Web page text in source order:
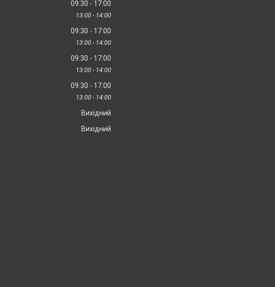
09:30 17:00
13:00 14:00
09:30 17:00
13:00 14:00
09:30 17:00
13:00 14:00
09:30 17:00
13:00 14:00
Вихідний
Вихідний